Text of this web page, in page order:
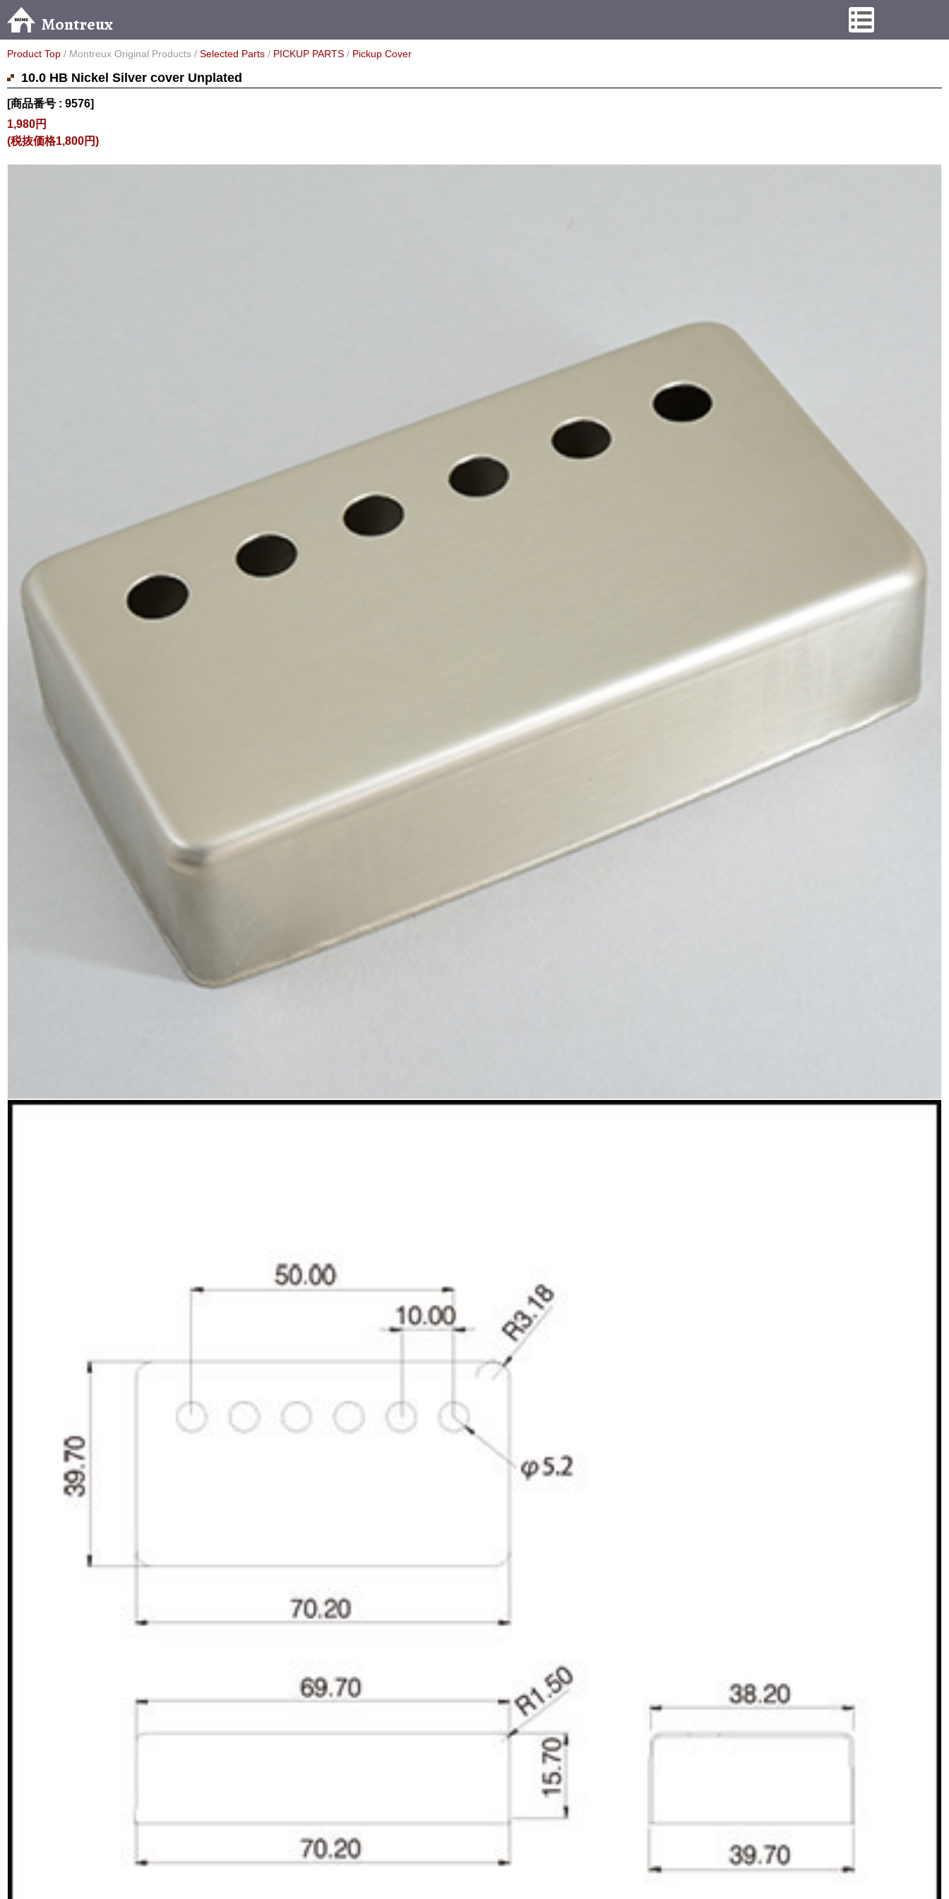
Montreux
Product Top / Montreux Original Products / Selected Parts / PICKUP PARTS / Pickup Cover
10.0 HB Nickel Silver cover Unplated
[商品番号 : 9576]
1,980円
(税抜価格1,800円)